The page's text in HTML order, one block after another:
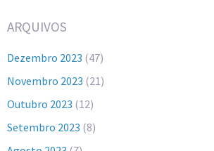
ARQUIVOS
Dezembro 2023 (47)
Novembro 2023 (21)
Outubro 2023 (12)
Setembro 2023 (8)